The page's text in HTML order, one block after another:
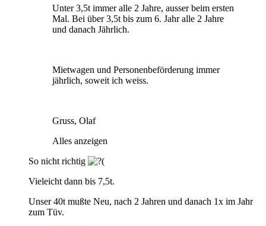
Unter 3,5t immer alle 2 Jahre, ausser beim ersten
Mal. Bei über 3,5t bis zum 6. Jahr alle 2 Jahre
und danach Jährlich.
Mietwagen und Personenbeförderung immer
jährlich, soweit ich weiss.
Gruss, Olaf
Alles anzeigen
So nicht richtig
Vieleicht dann bis 7,5t.
Unser 40t mußte Neu, nach 2 Jahren und danach 1x im Jahr
zum Tüv.